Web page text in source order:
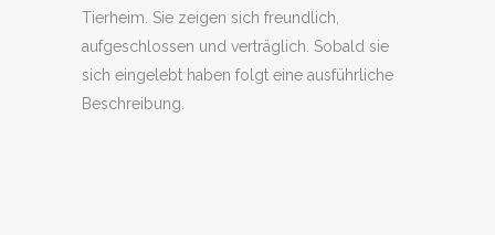
Tierheim. Sie zeigen sich freundlich,
aufgeschlossen und verträglich. Sobald sie
sich eingelebt haben folgt eine ausführliche
Beschreibung.